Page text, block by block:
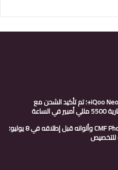
الكشف عن تاريخ إطلاق iQoo Neo 9s Pro+؛ تم تأكيد الشحن مع
الكشف عن تصميم هاتف CMF Phone 1 وألوانه قبل إطلاقه في 8 يوليو؛
للتخصيص